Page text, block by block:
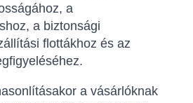
a
a biztonsági
flottákhoz és az
a vásárlóknak